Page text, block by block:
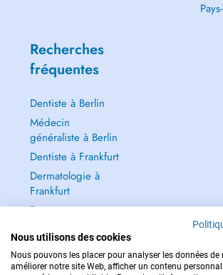
Recherches
fréquentes
Dentiste à Berlin
Médecin
généraliste à Berlin
Dentiste à Frankfurt
Dermatologie à
Frankfurt
Tout voir →
Nous utilisons des cookies
Nous pouvons les placer pour analyser les données de
améliorer notre site Web, afficher un contenu